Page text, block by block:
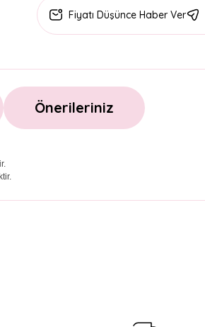
Fiyatı Düşünce Haber Ver
Önerileriniz